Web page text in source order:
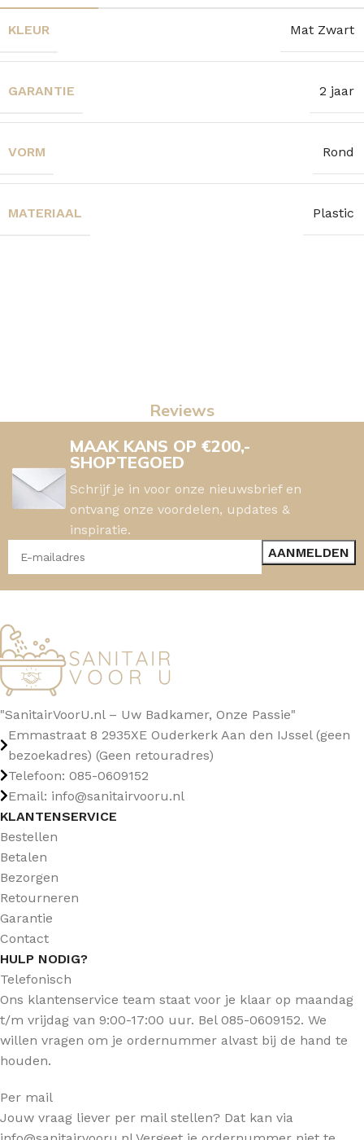
KLEUR Mat Zwart
GARANTIE 2 jaar
VORM Rond
MATERIAAL Plastic
Reviews
MAAK KANS OP €200,-
SHOPTEGOED
Schrijf je in voor onze nieuwsbrief en
ontvang onze voordelen, updates &
inspiratie.
"SanitairVoorU.nl – Uw Badkamer, Onze Passie"
Emmastraat 8 2935XE Ouderkerk Aan den IJssel (geen
bezoekadres) (Geen retouradres)
Telefoon: 085-0609152
Email: info@sanitairvooru.nl
KLANTENSERVICE
Bestellen
Betalen
Bezorgen
Retourneren
Garantie
Contact
HULP NODIG?
Telefonisch
Ons klantenservice team staat voor je klaar op maandag
t/m vrijdag van 9:00-17:00 uur. Bel 085-0609152. We
willen vragen om je ordernummer alvast bij de hand te
houden.
Per mail
Jouw vraag liever per mail stellen? Dat kan via